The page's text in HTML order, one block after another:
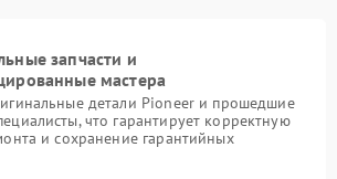
запчасти и
мастера
детали Pioneer и прошедшие
что гарантирует корректную
и сохранение гарантийных